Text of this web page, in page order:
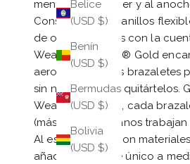
Belice
(USD $)
Benín
(USD $)
Bermudas
(USD $)
Bolivia
(USD $)
mente al amanecer y al
Construidos con anillos
de oro, y sellados con la
Weather Bangles® Gold
aeropuerto, estos brazaletes
sin necesidad de quitártelos.
Weather Bangles, cada
(más de 20 artesanos
Al estar hechos con
añaden un toque único a